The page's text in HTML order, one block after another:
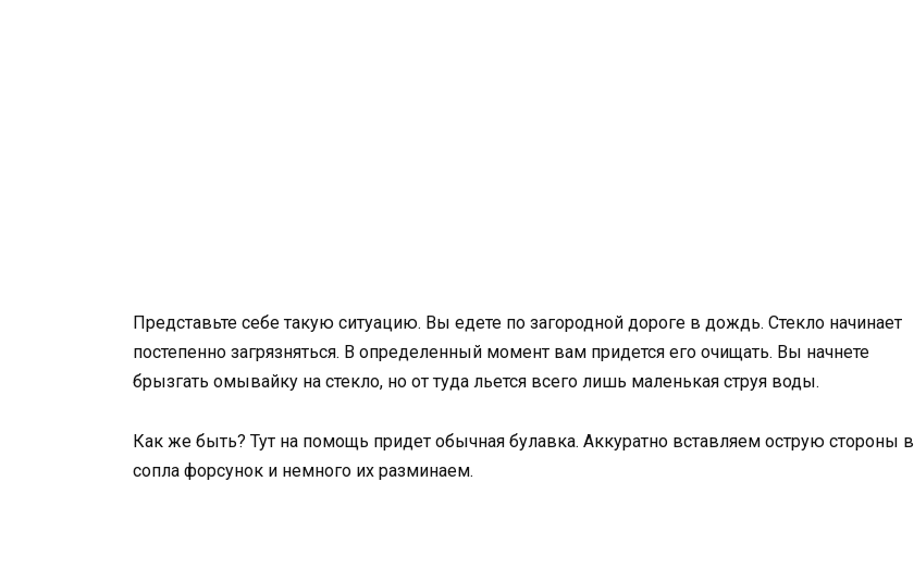
Представьте себе такую ситуацию. Вы едете по загородной дороге в дождь. Стекло начинает
постепенно загрязняться. В определенный момент вам придется его очищать. Вы начнете
брызгать омывайку на стекло, но от туда льется всего лишь маленькая струя воды.
Как же быть? Тут на помощь придет обычная булавка. Аккуратно вставляем острую стороны в
сопла форсунок и немного их разминаем.